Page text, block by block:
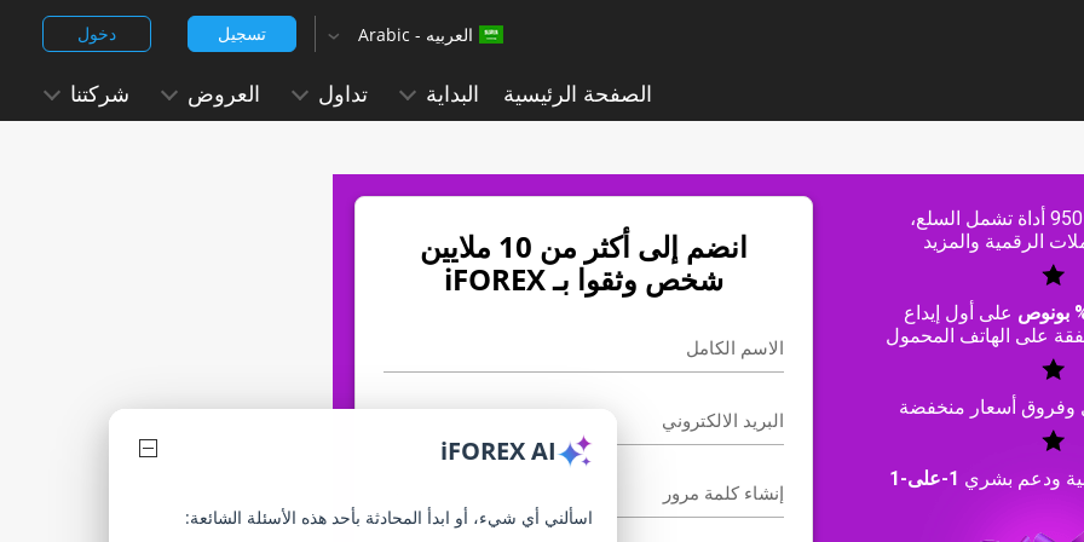
العربيه - Arabic ‹
English (Arabic)
Chinese Traditional - 中文 (繁體)
English
Hindi - हिन्दी
Portuguese - Português
تسجيل دخول
الصفحة الرئيسية البداية تداول العروض شركتنا
تداول أكثر من 950 أداة تشمل السلع،
الرقمية والمزيد
على أول إيداع
وفروق أسعار منخفضة
ودعم بشري 1-على-1
انضم إلى أكثر من 10 ملايين
شخص وثقوا بـ iFOREX
iFOREX AI
اسألني أي شيء، أو ابدأ المحادثة بأحد هذه الأسئلة الشائعة: